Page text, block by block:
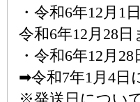
・令和6年12月1
令和6年12月28
・令和6年12月
➡令和7年1月4日